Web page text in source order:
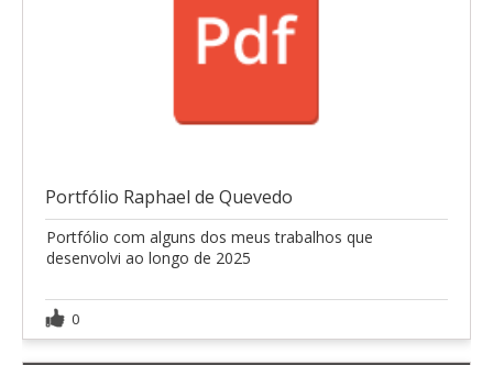
Portfólio Raphael de Quevedo
Portfólio com alguns dos meus trabalhos que
desenvolvi ao longo de 2025
0